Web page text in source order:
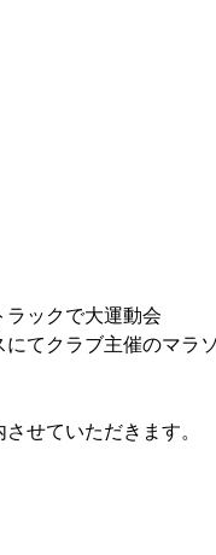
ックで大運動会
てクラブ主催のマラ
せていただきます。